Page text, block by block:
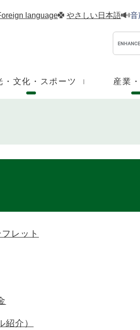
language やさしい日本語 音
・文化・スポーツ 産業
レット
介）